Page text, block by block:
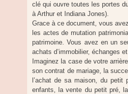
clé qui ouvre toutes les portes
à Arthur et Indiana Jones).
Grace à ce document, vous
les actes de mutation
patrimoine. Vous avez en un
achats d’immobilier, échanges
Imaginez la case de votre
son contrat de mariage, la
l’achat de sa maison, du
enfants, la vente du petit pré,